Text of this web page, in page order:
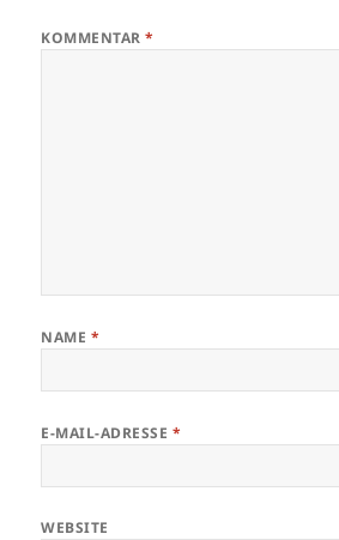
KOMMENTAR*
NAME *
E-MAIL-ADRESSE *
WEBSITE